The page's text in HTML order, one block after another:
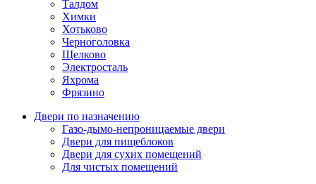
Талдом
Химки
Хотьково
Черноголовка
Щелково
Электросталь
Яхрома
Фрязино
Двери по назначению
Газо-дымо-непроницаемые двери
Двери для пищеблоков
Двери для сухих помещений
Для чистых помещений